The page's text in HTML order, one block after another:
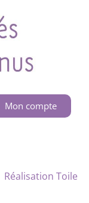
Mon compte
Réalisation Toile